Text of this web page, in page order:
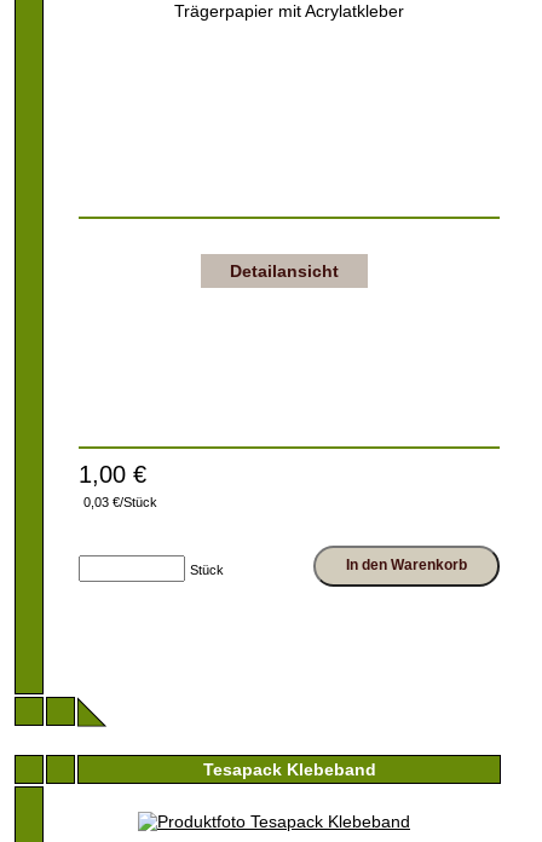
Trägerpapier mit Acrylatkleber
Detailansicht
1,00 €
0,03 €/Stück
Stück In den Warenkorb
Tesapack Klebeband